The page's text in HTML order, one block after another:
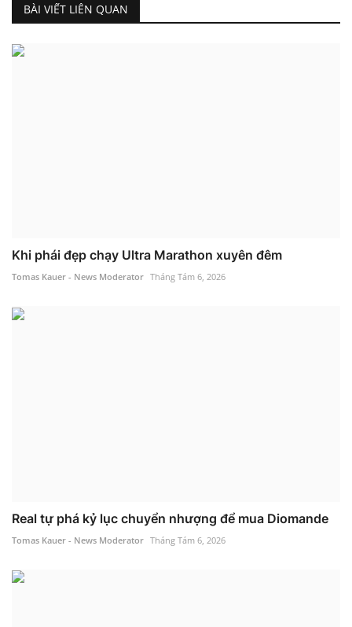
BÀI VIẾT LIÊN QUAN
Khi phái đẹp chạy Ultra Marathon xuyên đêm
Tomas Kauer - News Moderator Tháng Tám 6, 2026
Real tự phá kỷ lục chuyển nhượng để mua Diomande
Tomas Kauer - News Moderator Tháng Tám 6, 2026